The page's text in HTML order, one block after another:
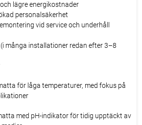
lägre energikostnader
personalsäkerhet
vid service och underhåll
många installationer redan efter 3–8
för låga temperaturer, med fokus på
med pH-indikator för tidig upptäckt av